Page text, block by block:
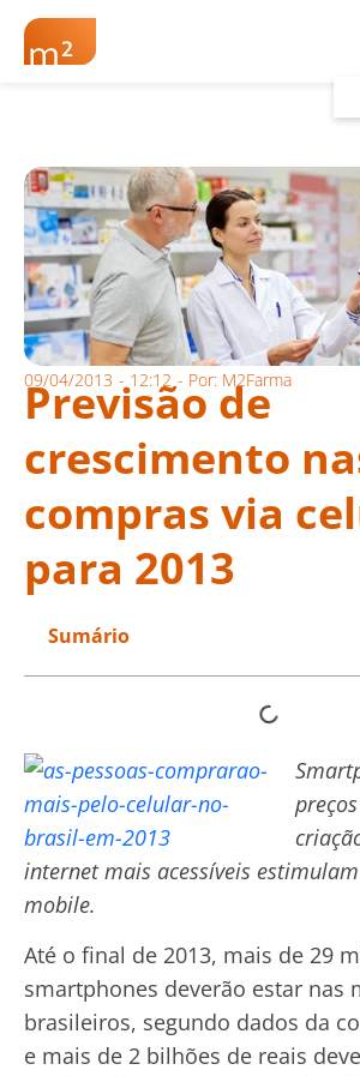
09/04/2013 - 12:12 - Por: M2Farma
Previsão de
crescimento
compras via
para 2013
Sumário
internet mais acessíveis
mobile.
Até o final de 2013, mais de 29
smartphones deverão estar nas
brasileiros, segundo dados da
e mais de 2 bilhões de reais